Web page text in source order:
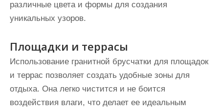
различные цвета и формы для создания
уникальных узоров.
Площадки и террасы
Использование гранитной брусчатки для площадок
и террас позволяет создать удобные зоны для
отдыха. Она легко чистится и не боится
воздействия влаги, что делает ее идеальным